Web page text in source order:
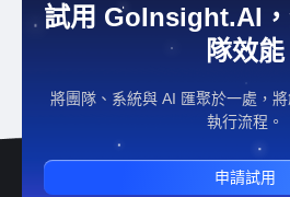
試用 GoInsight.AI，
隊效能
將團隊、系統與 AI 匯聚於一處，
執行流程。
申請試用